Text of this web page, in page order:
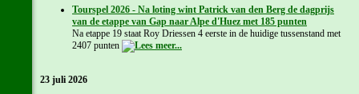
Tourspel 2026 - Na loting wint Patrick van den Berg de dagprijs
van de etappe van Gap naar Alpe d'Huez met 185 punten
Na etappe 19 staat Roy Driessen 4 eerste in de huidige tussenstand met
2407 punten
23 juli 2026